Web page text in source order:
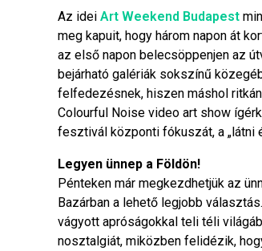
Az idei Art Weekend Budapest
meg kapuit, hogy három napon át
az első napon belecsöppenjen az
bejárható galériák sokszínű
felfedezésnek, hiszen máshol
Colourful Noise video art show
fesztivál központi fókuszát, a „látni
Legyen ünnep a Földön!
Pénteken már megkezdhetjük az
Bazárban a lehető legjobb
vágyott apróságokkal teli téli
nosztalgiát, miközben felidézik,